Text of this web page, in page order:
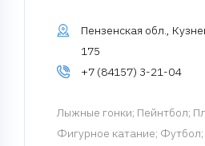
Пензенская обл.,
175
+7 (84157) 3-21-04
Лыжные гонки; Пейнтбол;
Фигурное катание;